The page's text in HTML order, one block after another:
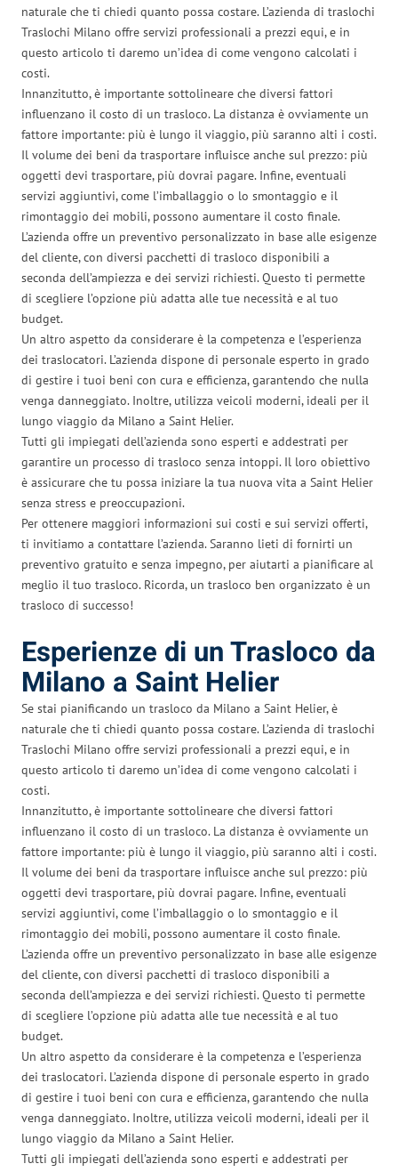
naturale che ti chiedi quanto possa costare. L’azienda di traslochi
Traslochi Milano offre servizi professionali a prezzi equi, e in
questo articolo ti daremo un’idea di come vengono calcolati i
costi.
Innanzitutto, è importante sottolineare che diversi fattori
influenzano il costo di un trasloco. La distanza è ovviamente un
fattore importante: più è lungo il viaggio, più saranno alti i costi.
Il volume dei beni da trasportare influisce anche sul prezzo: più
oggetti devi trasportare, più dovrai pagare. Infine, eventuali
servizi aggiuntivi, come l’imballaggio o lo smontaggio e il
rimontaggio dei mobili, possono aumentare il costo finale.
L’azienda offre un preventivo personalizzato in base alle esigenze
del cliente, con diversi pacchetti di trasloco disponibili a
seconda dell’ampiezza e dei servizi richiesti. Questo ti permette
di scegliere l’opzione più adatta alle tue necessità e al tuo
budget.
Un altro aspetto da considerare è la competenza e l’esperienza
dei traslocatori. L’azienda dispone di personale esperto in grado
di gestire i tuoi beni con cura e efficienza, garantendo che nulla
venga danneggiato. Inoltre, utilizza veicoli moderni, ideali per il
lungo viaggio da Milano a Saint Helier.
Tutti gli impiegati dell’azienda sono esperti e addestrati per
garantire un processo di trasloco senza intoppi. Il loro obiettivo
è assicurare che tu possa iniziare la tua nuova vita a Saint Helier
senza stress e preoccupazioni.
Per ottenere maggiori informazioni sui costi e sui servizi offerti,
ti invitiamo a contattare l’azienda. Saranno lieti di fornirti un
preventivo gratuito e senza impegno, per aiutarti a pianificare al
meglio il tuo trasloco. Ricorda, un trasloco ben organizzato è un
trasloco di successo!
Esperienze di un Trasloco da
Milano a Saint Helier
Se stai pianificando un trasloco da Milano a Saint Helier, è
naturale che ti chiedi quanto possa costare. L’azienda di traslochi
Traslochi Milano offre servizi professionali a prezzi equi, e in
questo articolo ti daremo un’idea di come vengono calcolati i
costi.
Innanzitutto, è importante sottolineare che diversi fattori
influenzano il costo di un trasloco. La distanza è ovviamente un
fattore importante: più è lungo il viaggio, più saranno alti i costi.
Il volume dei beni da trasportare influisce anche sul prezzo: più
oggetti devi trasportare, più dovrai pagare. Infine, eventuali
servizi aggiuntivi, come l’imballaggio o lo smontaggio e il
rimontaggio dei mobili, possono aumentare il costo finale.
L’azienda offre un preventivo personalizzato in base alle esigenze
del cliente, con diversi pacchetti di trasloco disponibili a
seconda dell’ampiezza e dei servizi richiesti. Questo ti permette
di scegliere l’opzione più adatta alle tue necessità e al tuo
budget.
Un altro aspetto da considerare è la competenza e l’esperienza
dei traslocatori. L’azienda dispone di personale esperto in grado
di gestire i tuoi beni con cura e efficienza, garantendo che nulla
venga danneggiato. Inoltre, utilizza veicoli moderni, ideali per il
lungo viaggio da Milano a Saint Helier.
Tutti gli impiegati dell’azienda sono esperti e addestrati per